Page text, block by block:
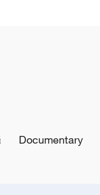
Documentary